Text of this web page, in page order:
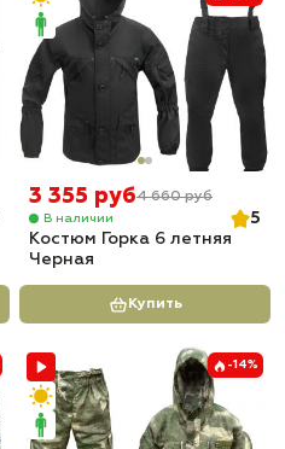
3 355 руб4 660 руб
В наличии
5
Костюм Горка 6 летняя
Черная
Купить
-14%